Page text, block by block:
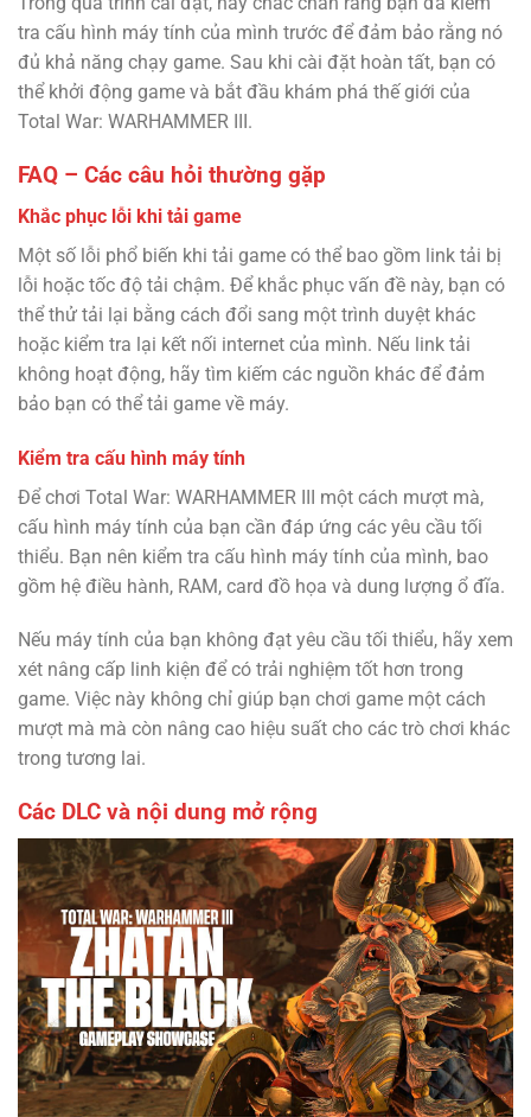
tra cấu hình máy tính của mình trước để đảm bảo rằng nó
đủ khả năng chạy game. Sau khi cài đặt hoàn tất, bạn có
thể khởi động game và bắt đầu khám phá thế giới của
Total War: WARHAMMER III.
FAQ – Các câu hỏi thường gặp
Khắc phục lỗi khi tải game
Một số lỗi phổ biến khi tải game có thể bao gồm link tải bị
lỗi hoặc tốc độ tải chậm. Để khắc phục vấn đề này, bạn có
thể thử tải lại bằng cách đổi sang một trình duyệt khác
hoặc kiểm tra lại kết nối internet của mình. Nếu link tải
không hoạt động, hãy tìm kiếm các nguồn khác để đảm
bảo bạn có thể tải game về máy.
Kiểm tra cấu hình máy tính
Để chơi Total War: WARHAMMER III một cách mượt mà,
cấu hình máy tính của bạn cần đáp ứng các yêu cầu tối
thiểu. Bạn nên kiểm tra cấu hình máy tính của mình, bao
gồm hệ điều hành, RAM, card đồ họa và dung lượng ổ đĩa.
Nếu máy tính của bạn không đạt yêu cầu tối thiểu, hãy xem
xét nâng cấp linh kiện để có trải nghiệm tốt hơn trong
game. Việc này không chỉ giúp bạn chơi game một cách
mượt mà mà còn nâng cao hiệu suất cho các trò chơi khác
trong tương lai.
Các DLC và nội dung mở rộng